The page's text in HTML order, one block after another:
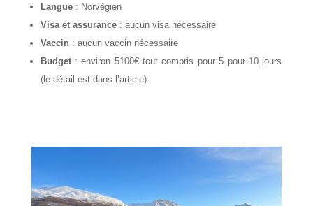
Langue: Norvégien
Visa et assurance: aucun visa nécessaire
Vaccin : aucun vaccin nécessaire
Budget: environ 5100€ tout compris pour 5 pour 10 jours
(le détail est dans l’article)